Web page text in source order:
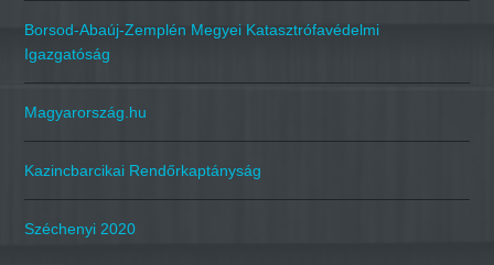
Borsod-Abaúj-Zemplén Megyei Katasztrófavédelmi
Igazgatóság
Magyarország.hu
Kazincbarcikai Rendőrkaptányság
Széchenyi 2020